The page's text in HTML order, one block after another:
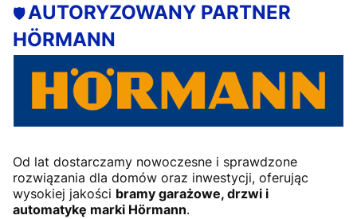
🛡️AUTORYZOWANY PARTNER
HÖRMANN
Od lat dostarczamy nowoczesne i sprawdzone
rozwiązania dla domów oraz inwestycji, oferując
wysokiej jakości bramy garażowe, drzwi i
automatykę marki Hörmann.